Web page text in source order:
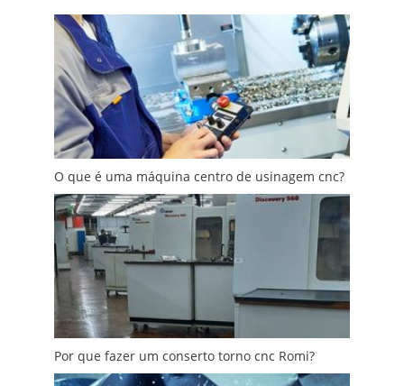
O que é uma máquina centro de usinagem cnc?
Por que fazer um conserto torno cnc Romi?